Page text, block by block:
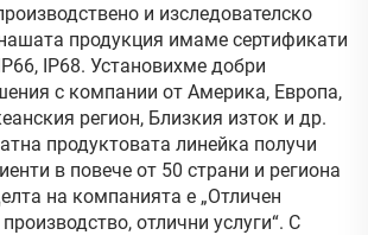
и изследователско
продукция имаме сертификати
IP68. Установихме добри
с компании от Америка, Европа,
регион, Близкия изток и др.
продуктовата линейка получи
в повече от 50 страни и региона
на компанията е „Отличен
отлични услуги“. С